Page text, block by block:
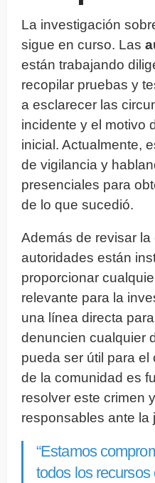
La investigación
sigue en curso. Las
están trabajando
recopilar pruebas y
a esclarecer las
incidente y el motivo
inicial. Actualmente,
de vigilancia y
presenciales para
de lo que sucedió.
Además de revisar
autoridades están
proporcionar
relevante para la
una línea directa
denuncien cualquier
pueda ser útil para
de la comunidad es
resolver este crimen
responsables ante la
“Estamos
todos los